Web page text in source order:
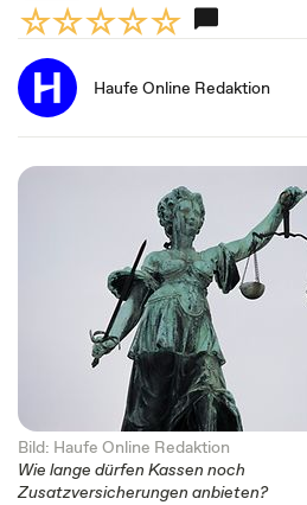
Haufe Online Redaktion
Bild: Haufe Online Redaktion
Wie lange dürfen Kassen noch
Zusatzversicherungen anbieten?